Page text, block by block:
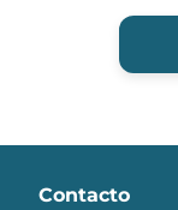
Contacto